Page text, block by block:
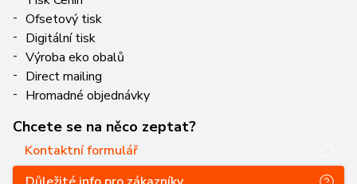
Ofsetový tisk
Digitální tisk
Výroba eko obalů
Direct mailing
Hromadné objednávky
Chcete se na něco zeptat?
Kontaktní formulář